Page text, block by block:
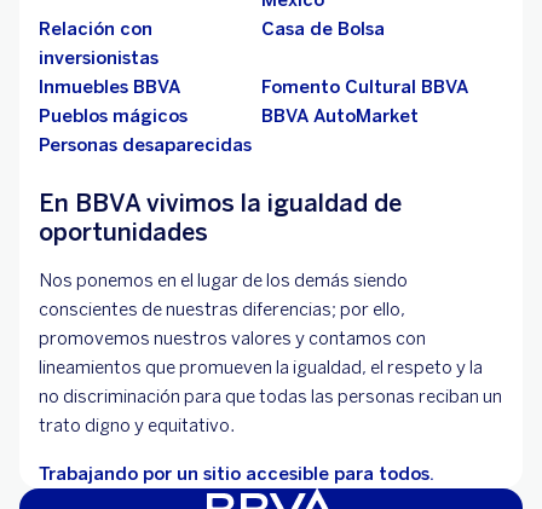
Relación con
inversionistas
Casa de Bolsa
Inmuebles BBVA
Fomento Cultural BBVA
Pueblos mágicos
BBVA AutoMarket
Personas desaparecidas
En BBVA vivimos la igualdad de
oportunidades
Nos ponemos en el lugar de los demás siendo
conscientes de nuestras diferencias; por ello,
promovemos nuestros valores y contamos con
lineamientos que promueven la igualdad, el respeto y la
no discriminación para que todas las personas reciban un
trato digno y equitativo.
Trabajando por un sitio accesible para todos.